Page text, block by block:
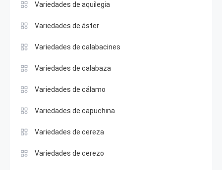
Variedades de aquilegia
Variedades de áster
Variedades de calabacines
Variedades de calabaza
Variedades de cálamo
Variedades de capuchina
Variedades de cereza
Variedades de cerezo